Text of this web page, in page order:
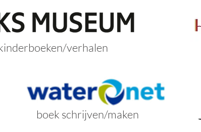
verhalen
boek schrijven/maken